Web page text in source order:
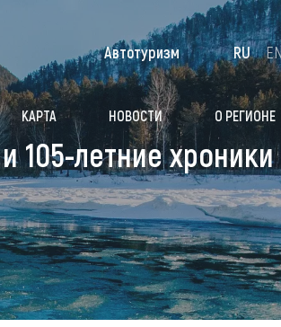
форум
событий
Где
КАРТА НОВОСТИ О РЕГИОНЕ
Автотуризм RU
летние хроники